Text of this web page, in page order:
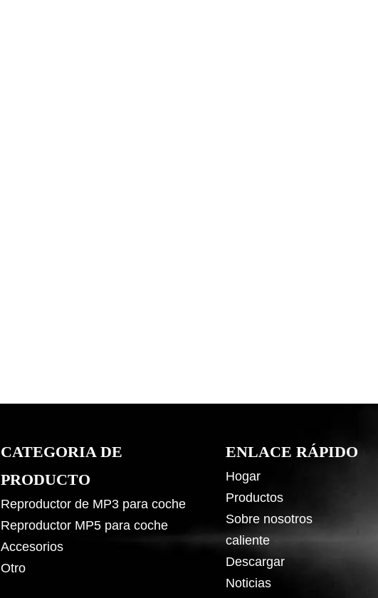
CATEGORIA DE
PRODUCTO
Reproductor de MP3 para coche
Reproductor MP5 para coche
Accesorios
Otro
ENLACE RÁPIDO
Hogar
Productos
Sobre nosotros
caliente
Descargar
Noticias